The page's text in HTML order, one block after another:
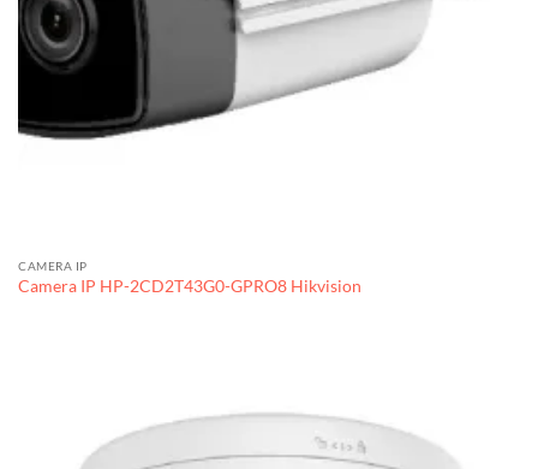
CAMERA IP
Camera IP HP-2CD2T43G0-GPRO8 Hikvision